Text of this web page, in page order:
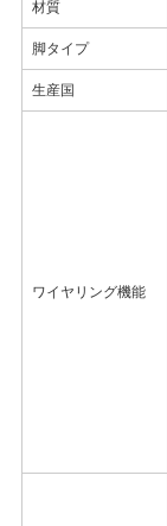
材質
脚タイプ
生産国
ワイヤリング機能